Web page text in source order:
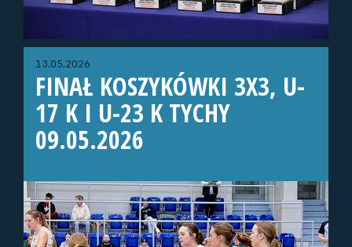
13.05.2026
FINAŁ KOSZYKÓWKI 3X3, U-
17 K I U-23 K TYCHY
09.05.2026